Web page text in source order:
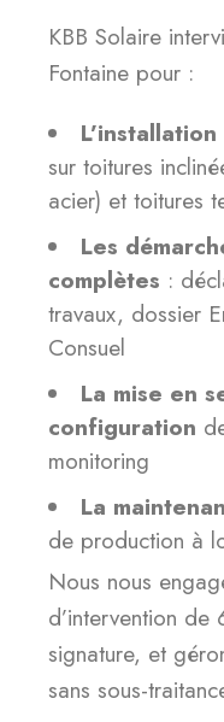
KBB Solaire
Fontaine pour :
sur toitures
acier) et toitures
Les
complètes :
travaux, dossier
Consuel
La mise en
configuration
monitoring
La
de production à
Nous nous
d’intervention de
signature, et
sans sous-